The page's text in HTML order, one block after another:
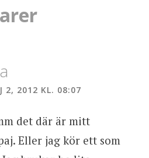
2, 2012 KL. 08:07
det där är mitt
Eller jag kör ett som